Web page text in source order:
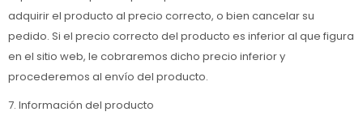
adquirir el producto al precio correcto, o bien cancelar su
pedido. Si el precio correcto del producto es inferior al que figura
en el sitio web, le cobraremos dicho precio inferior y
procederemos al envío del producto.
7. Información del producto